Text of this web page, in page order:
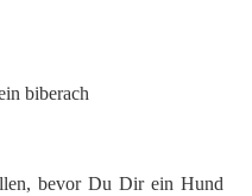
bevor Du Dir ein Hund